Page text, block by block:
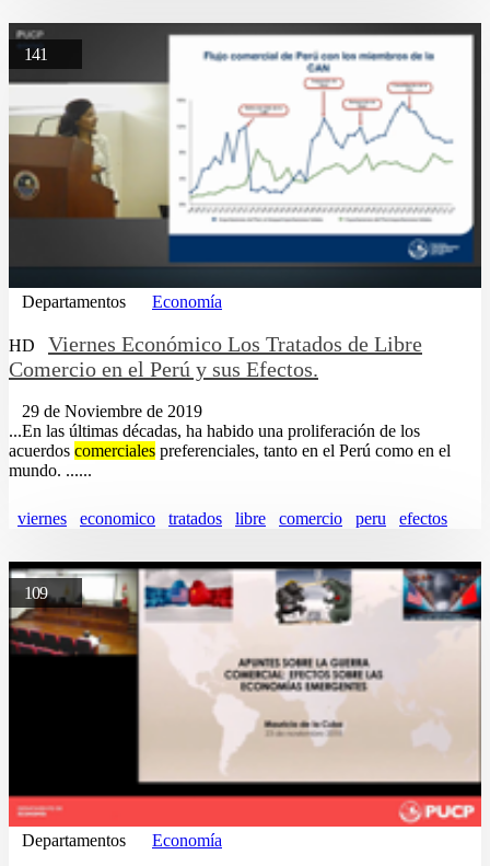
141
Departamentos Economía
HD
Viernes Económico Los Tratados de Libre
Comercio en el Perú y sus Efectos.
29 de Noviembre de 2019
...En las últimas décadas, ha habido una proliferación de los
acuerdos comerciales preferenciales, tanto en el Perú como en el
mundo. ......
viernes economico tratados libre comercio peru efectos
109
Departamentos Economía